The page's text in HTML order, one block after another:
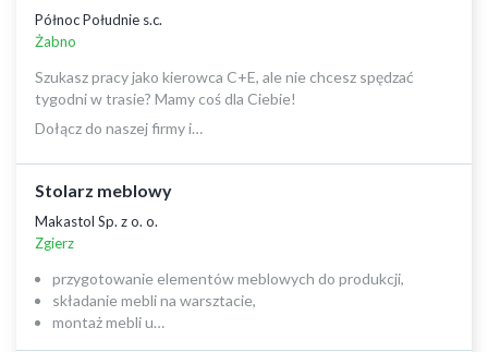
Północ Południe s.c.
Żabno
Szukasz pracy jako kierowca C+E, ale nie chcesz spędzać
tygodni w trasie? Mamy coś dla Ciebie!
Dołącz do naszej firmy i…
Stolarz meblowy
Makastol Sp. z o. o.
Zgierz
przygotowanie elementów meblowych do produkcji,
składanie mebli na warsztacie,
montaż mebli u…